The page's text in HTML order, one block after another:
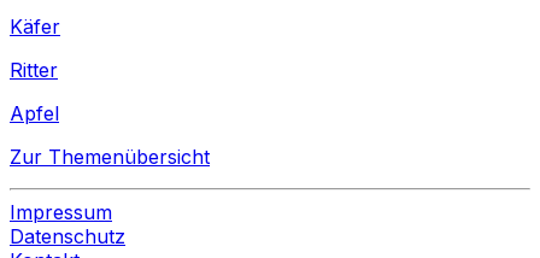
Käfer
Ritter
Apfel
Zur Themenübersicht
Impressum
Datenschutz